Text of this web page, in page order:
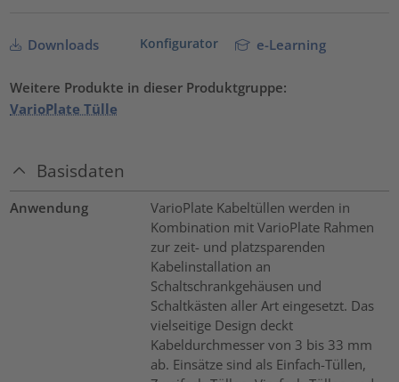
Downloads Konfigurator e-Learning
Weitere Produkte in dieser Produktgruppe:
VarioPlate Tülle
Basisdaten
Anwendung
VarioPlate Kabeltüllen werden in
Kombination mit VarioPlate Rahmen
zur zeit- und platzsparenden
Kabelinstallation an
Schaltschrankgehäusen und
Schaltkästen aller Art eingesetzt. Das
vielseitige Design deckt
Kabeldurchmesser von 3 bis 33 mm
ab. Einsätze sind als Einfach-Tüllen,